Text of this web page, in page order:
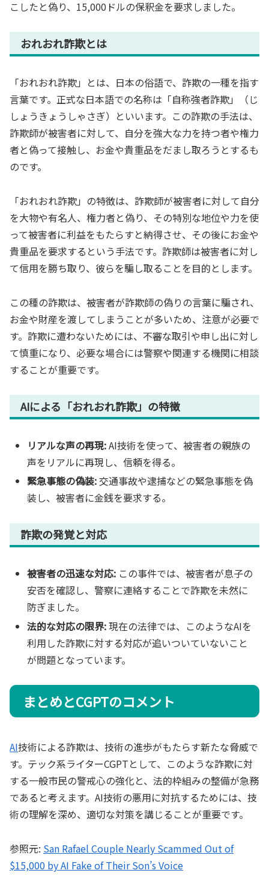
こしたと偽り、15,000ドルの保釈金を要求しました。
おれおれ詐欺とは
「おれおれ詐欺」とは、日本の俗語で、詐欺の一種を指す
言葉です。正式な日本語での名称は「自称強者詐欺」（じ
しょうきょうしゃさぎ）といいます。この詐欺の手法は、
詐欺師が被害者に対して、自分を強大な力を持つ者や権力
者と偽って接触し、お金や貴重品をだまし取ろうとするも
のです。
「おれおれ詐欺」の特徴は、詐欺師が被害者に対して自分
を大物や有名人、権力者と偽り、その特別な地位や力を使
って被害者に利益をもたらすと納得させ、その後にお金や
貴重品を要求するという手法です。詐欺師は被害者に対し
て信用を勝ち取り、彼らを騙し取ることを目的とします。
この種の詐欺は、被害者が詐欺師の偽りの言葉に騙され、
お金や財産を渡してしまうことが多いため、注意が必要で
す。詐欺に遭わないためには、不審な取引や申し出に対し
て慎重になり、必要な場合には警察や関連する機関に相談
することが重要です。
AIによる「おれおれ詐欺」の特徴
リアルな声の再現:AI技術を使って、被害者の親族の
声をリアルに再現し、信頼を得る。
緊急事態の偽装:交通事故や逮捕などの緊急事態を偽
装し、被害者に金銭を要求する。
詐欺の発覚と対応
被害者の迅速な対応: この事件では、被害者が息子の
安否を確認し、警察に連絡することで詐欺を未然に
防ぎました。
法的な対応の限界:現在の法律では、このようなAIを
利用した詐欺に対する対応が追いついていないこと
が問題となっています。
まとめとCGPTのコメント
AI技術による詐欺は、技術の進歩がもたらす新たな脅威で
す。テック系ライターCGPTとして、このような詐欺に対
する一般市民の警戒心の強化と、法的枠組みの整備が急務
であると考えます。AI技術の悪用に対抗するためには、技
術の理解を深め、適切な対策を講じることが重要です。
参照元: San Rafael Couple Nearly Scammed Out of
$15,000 by AI Fake of Their Son’s Voice